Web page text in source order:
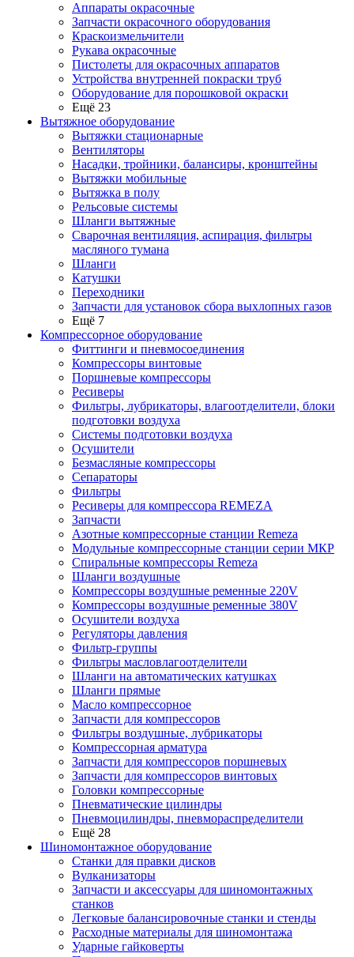
Аппараты окрасочные
Запчасти окрасочного оборудования
Краскоизмельчители
Рукава окрасочные
Пистолеты для окрасочных аппаратов
Устройства внутренней покраски труб
Оборудование для порошковой окраски
Ещё 23
Вытяжное оборудование
Вытяжки стационарные
Вентиляторы
Насадки, тройники, балансиры, кронштейны
Вытяжки мобильные
Вытяжка в полу
Рельсовые системы
Шланги вытяжные
Сварочная вентиляция, аспирация, фильтры
масляного тумана
Шланги
Катушки
Переходники
Запчасти для установок сбора выхлопных газов
Ещё 7
Компрессорное оборудование
Фиттинги и пневмосоединения
Компрессоры винтовые
Поршневые компрессоры
Ресиверы
Фильтры, лубрикаторы, влагоотделители, блоки
подготовки воздуха
Системы подготовки воздуха
Осушители
Безмасляные компрессоры
Сепараторы
Фильтры
Ресиверы для компрессора REMEZA
Запчасти
Азотные компрессорные станции Remeza
Модульные компрессорные станции серии МКР
Спиральные компрессоры Remeza
Шланги воздушные
Компрессоры воздушные ременные 220V
Компрессоры воздушные ременные 380V
Осушители воздуха
Регуляторы давления
Фильтр-группы
Фильтры масловлагоотделители
Шланги на автоматических катушках
Шланги прямые
Масло компрессорное
Запчасти для компрессоров
Фильтры воздушные, лубрикаторы
Компрессорная арматура
Запчасти для компрессоров поршневых
Запчасти для компрессоров винтовых
Головки компрессорные
Пневматические цилиндры
Пневмоцилиндры, пневмораспределители
Ещё 28
Шиномонтажное оборудование
Станки для правки дисков
Вулканизаторы
Запчасти и аксессуары для шиномонтажных
станков
Легковые балансировочные станки и стенды
Расходные материалы для шиномонтажа
Ударные гайковерты